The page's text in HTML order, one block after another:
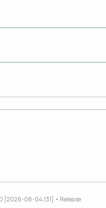
[2026-08-04.131] • Release